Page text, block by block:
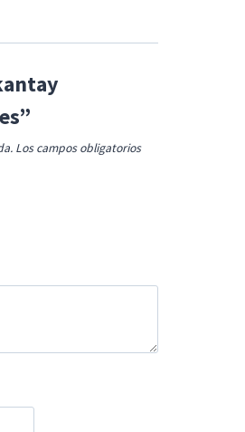
Los campos obligatorios